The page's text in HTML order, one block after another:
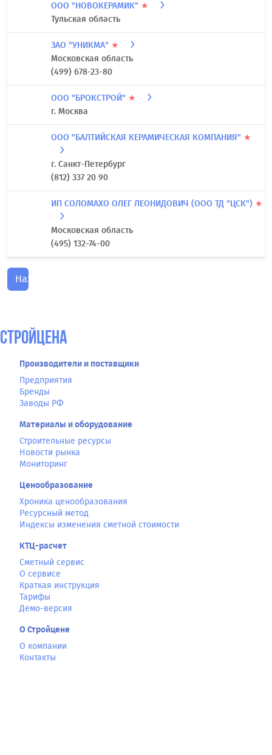
ООО "НОВОКЕРАМИК" ★
Тульская область
ЗАО "УНИКМА" ★
Московская область
(499) 678-23-80
ООО "БРОКСТРОЙ" ★
г. Москва
ООО "БАЛТИЙСКАЯ КЕРАМИЧЕСКАЯ КОМПАНИЯ" ★
г. Санкт-Петербург
(812) 337 20 90
ИП СОЛОМАХО ОЛЕГ ЛЕОНИДОВИЧ (ООО ТД "ЦСК") ★
Московская область
(495) 132-74-00
Назад
СтройЦена
Производители и поставщики
Предприятия
Бренды
Заводы РФ
Материалы и оборудование
Строительные ресурсы
Новости рынка
Мониторинг
Ценообразование
Хроника ценообразования
Ресурсный метод
Индексы изменения сметной стоимости
КТЦ-расчет
Сметный сервис
О сервисе
Краткая инструкция
Тарифы
Демо-версия
О Стройцене
О компании
Контакты